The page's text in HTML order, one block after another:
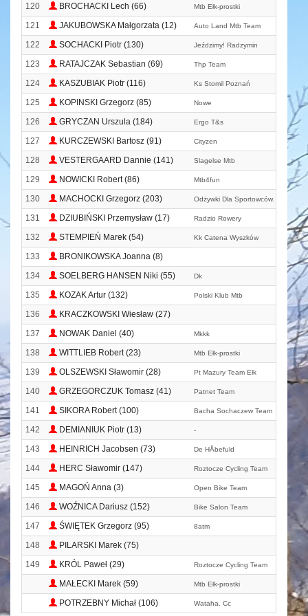
120 BROCHACKI Lech (66) Mtb Ełk-prostki
121 JAKUBOWSKA Małgorzata (12) Auto Land Mtb Team
122 SOCHACKI Piotr (130) Jeździmy! Radzymin
123 RATAJCZAK Sebastian (69) Thp Team
124 KASZUBIAK Piotr (116) Ks Stomil Poznań
125 KOPINSKI Grzegorz (85) Nowe
126 GRYCZAN Urszula (184) Ergo T&s
127 KURCZEWSKI Bartosz (91) Cityzen
128 VESTERGAARD Dannie (141) Slagelse Mtb
129 NOWICKI Robert (86) Mtb4fun
130 MACHOCKI Grzegorz (203) Odżywki Dla Sportowców. Pl
131 DZIUBIŃSKI Przemysław (17) Radzio Rowery
132 STEMPIEŃ Marek (54) Kk Catena Wyszków
133
BRONIKOWSKA Joanna (8)
134
SOELBERG HANSEN Niki (55) Dk
135 KOZAK Artur (132) Polski Klub Mtb
136
KRACZKOWSKI Wiesław (27)
137
NOWAK Daniel (40) Mkkk
138 WITTLIEB Robert (23) Mtb Ełk-prostki
139 OLSZEWSKI Sławomir (28) Pt Mazury Team Ełk
140 GRZEGORCZUK Tomasz (41) Patnet Team
141 SIKORA Robert (100) Bacha Sochaczew Team
142 DEMIANIUK Piotr (13) -
143 HEINRICH Jacobsen (73) De HÅbefuld
144 HERC Sławomir (147) Roztocze Cycling Team
145 MAGOŃ Anna (3) Open Bike Team
146 WOŹNICA Dariusz (152) Bike Salon Team
147 ŚWIĘTEK Grzegorz (95) 8atm
148
PILARSKI Marek (75)
149
KRÓL Paweł (29) Roztocze Cycling Team
MAŁECKI Marek (59) Mtb Ełk-prostki
POTRZEBNY Michał (106) Wataha. Cc